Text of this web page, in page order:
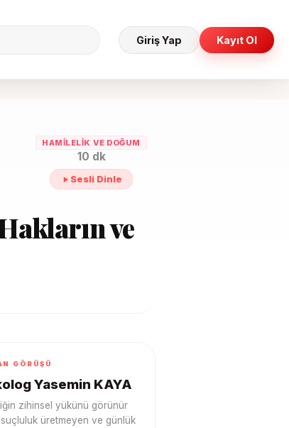
Giriş Yap Kayıt Ol
HAMILELIK VE DOĞUM
10 dk
Sesli Dinle
ve
GÖRÜŞÜ
Yasemin KAYA
zihinsel yükünü görünür
suçluluk üretmeyen ve günlük